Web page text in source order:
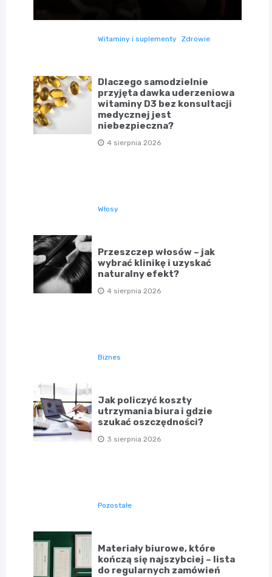
Witaminy i suplementy Zdrowie
Dlaczego samodzielnie
przyjęta dawka uderzeniowa
witaminy D3 bez konsultacji
medycznej jest
niebezpieczna?
4 sierpnia 2026
Włosy
Przeszczep włosów – jak
wybrać klinikę i uzyskać
naturalny efekt?
4 sierpnia 2026
Biznes
Jak policzyć koszty
utrzymania biura i gdzie
szukać oszczędności?
3 sierpnia 2026
Pozostałe
Materiały biurowe, które
kończą się najszybciej – lista
do regularnych zamówień